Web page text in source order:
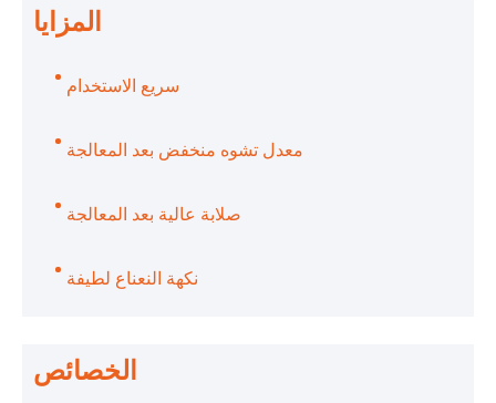
المزايا
سريع الاستخدام
معدل تشوه منخفض بعد المعالجة
صلابة عالية بعد المعالجة
نكهة النعناع لطيفة
الخصائص